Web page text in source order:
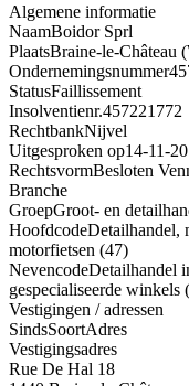
Algemene informatie
NaamBoidor Sprl
PlaatsBraine-le-Château
Ondernemingsnummer
StatusFaillissement
Insolventienr.457221772
RechtbankNijvel
Uitgesproken op14-11-
RechtsvormBesloten
Branche
GroepGroot- en
HoofdcodeDetailhandel,
motorfietsen (47)
NevencodeDetailhandel
gespecialiseerde winkels
Vestigingen / adressen
SindsSoortAdres
Vestigingsadres
Rue De Hal 18